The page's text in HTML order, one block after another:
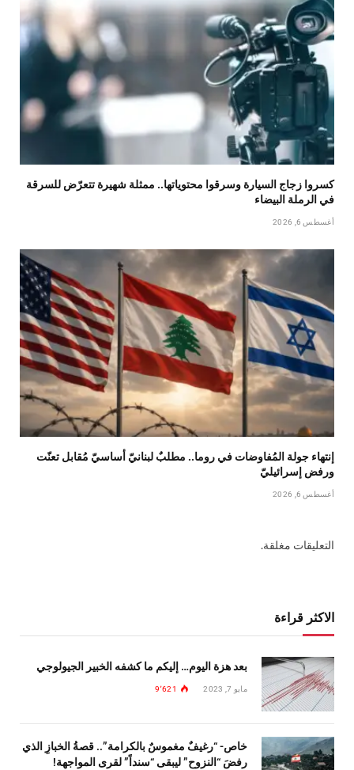
كسروا زجاج السيارة وسرقوا محتوياتها.. ممثلة شهيرة تتعرّض للسرقة
في الرملة البيضاء
أغسطس 6, 2026
إنتهاء جولة المُفاوضات في روما.. مطلبٌ لبنانيّ أساسيّ مُقابل تعنّت
ورفض إسرائيليّ
أغسطس 6, 2026
التعليقات مغلقة.
الاكثر قراءة
بعد هزة اليوم… إليكم ما كشفه الخبير الجيولوجي
مايو 7, 2023 9٬621
خاص- “رغيفٌ مغموسٌ بالكرامة”.. قصةُ الخبازِ الذي
رفضَ “النزوح” ليبقى “سنداً” لقرى المواجهة!